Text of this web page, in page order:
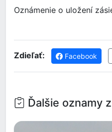
Oznámenie o uložení
Zdieľať: Facebook
Ďalšie oznamy